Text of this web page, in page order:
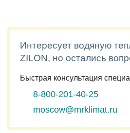
Интересует водяную
ZILON, но остались
Быстрая консультация
8-800-201-40-25
moscow@mrklimat.ru